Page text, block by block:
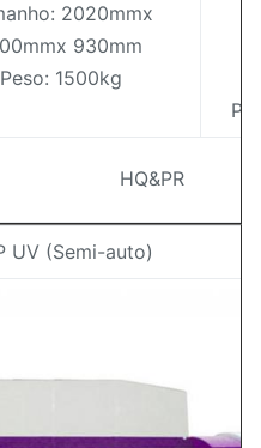
2020mmx
930mm
Peso: 1500kg
HQ&PR
UV (Semi-auto)